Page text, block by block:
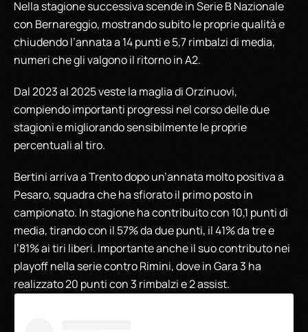
Nella stagione successiva scende in Serie B Nazionale
con Bernareggio, mostrando subito le proprie qualità e
chiudendo l’annata a 14 punti e 5,7 rimbalzi di media,
numeri che gli valgono il ritorno in A2.
Dal 2023 al 2025 veste la maglia di Orzinuovi,
compiendo importanti progressi nel corso delle due
stagioni e migliorando sensibilmente le proprie
percentuali al tiro.
Bertini arriva a Trento dopo un’annata molto positiva a
Pesaro, squadra che ha sfiorato il primo posto in
campionato. In stagione ha contribuito con 10,1 punti di
media, tirando con il 57% da due punti, il 41% da tre e
l’81% ai tiri liberi. Importante anche il suo contributo nei
playoff nella serie contro Rimini, dove in Gara 3 ha
realizzato 20 punti con 3 rimbalzi e 2 assist.